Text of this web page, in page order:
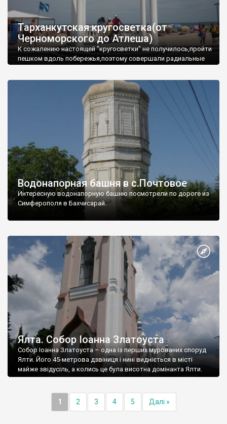
Тарханкутская кругосветка(от
Черноморского до Атлеша)
К сожалению настоящей "кругосветки" не получилось,пройти
пешком вдоль побережья,поэтому совершали радиальные
Водонапорная башня в с.Почтовое
Интересную водонапорную башню посмотрели по дороге из
Симферополя в Бахчисарай.
Ялта. Собор Іоанна Златоуста
Собор Іоанна Златоуста – одна із перших мурованих споруд
Ялти. Його 45-метрова дзвіниця і нині видніється в місті
майже звідусіль, а колись це була висотна домінанта Ялти.
1 2 3 4 5 Далі »